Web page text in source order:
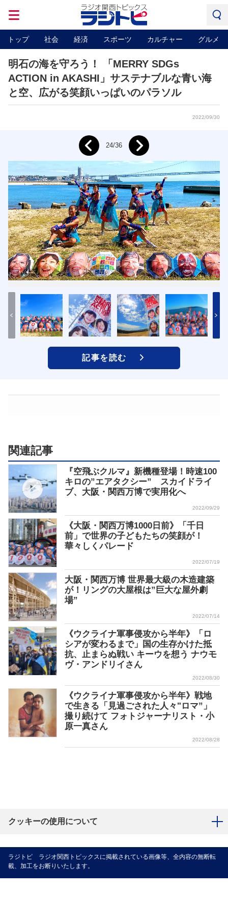
トップ 社会 経済 スポーツ カルチャー グルメ
明石の海を守ろう！ 「MERRY SDGs
ACTION in AKASHI」サステナブルな青い海
と空、広がる笑顔いっぱいのパラソル
2022/09/30
Prev 24/36 Next
記事を読む
関連記事
『空飛ぶクルマ』新機種登場！時速100
キロの”エアタクシー” スカイドライ
ブ、大阪・関西万博で実用化へ
2022/09/29
《大阪・関西万博1000日前》「千日
前」で世界の子どもたちの笑顔が！
華々しくパレード
2022/07/19
大阪・関西万博 世界最大級の木造建築
が！リングの大屋根は”巨大な屋外劇
場”
2022/07/14
《ウクライナ軍事侵攻から半年》「ロ
シアが変わるまで」国の生存かけた抵
抗、止まらぬ戦い キーウを想う ナウモ
ヴ・アンドリイさん
2022/08/30
《ウクライナ軍事侵攻から半年》戦地
で生きる「見過ごされた人々"ロマ”」
撮り続けて フォトジャーナリスト・小
原一真さん
2022/08/28
クッキーの使用について
ラジトピ ラジオ関西トピックスに掲載されている画像等、全内容の無断転
載、加工をお断りいたします。